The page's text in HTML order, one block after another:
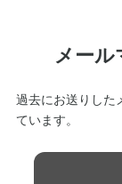
メール
過去にお送りした
ています。